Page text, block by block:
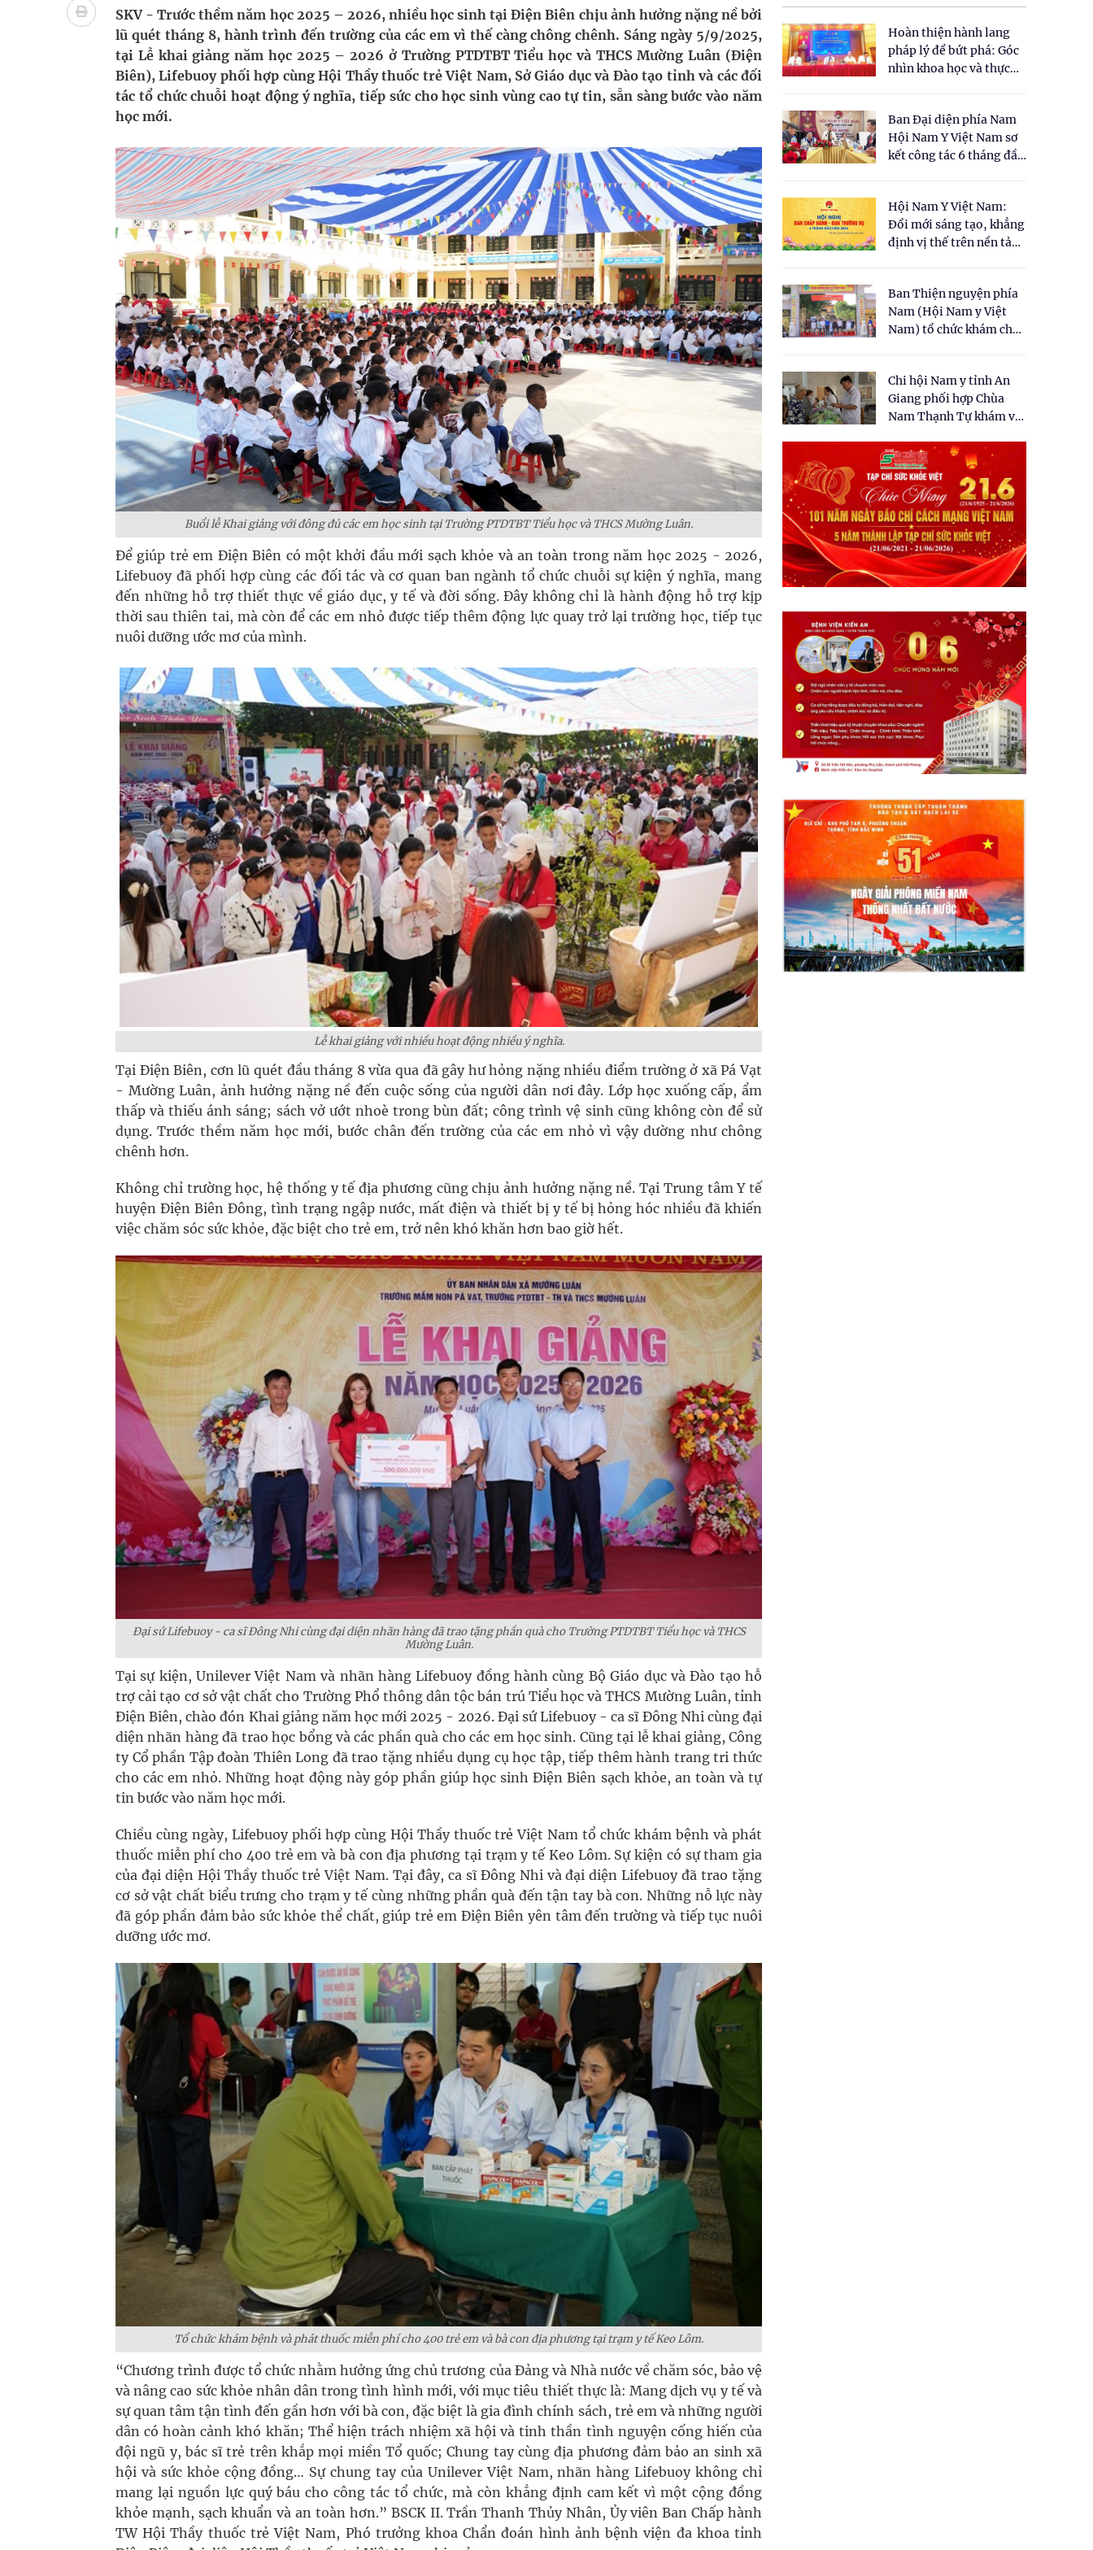
Vương Thành Công: Khi việc học bắt đầu từ trải nghiệm thực tế
Chấn chỉnh hoạt động kinh doanh dược liệu
Giải pháp nâng cao thị lực thời hiện đại
Triển khai đồng bộ các giải pháp quản lý chất lượng thuốc
SKV - Trước thềm năm học 2025 – 2026, nhiều học sinh tại Điện Biên chịu ảnh hưởng nặng nề bởi
lũ quét tháng 8, hành trình đến trường của các em vì thế càng chông chênh. Sáng ngày 5/9/2025,
tại Lễ khai giảng năm học 2025 – 2026 ở Trường PTDTBT Tiểu học và THCS Mường Luân (Điện
Biên), Lifebuoy phối hợp cùng Hội Thầy thuốc trẻ Việt Nam, Sở Giáo dục và Đào tạo tỉnh và các đối
tác tổ chức chuỗi hoạt động ý nghĩa, tiếp sức cho học sinh vùng cao tự tin, sẵn sàng bước vào năm
học mới.
Buổi lễ Khai giảng với đông đủ các em học sinh tại Trường PTDTBT Tiểu học và THCS Mường Luân.
Để giúp trẻ em Điện Biên có một khởi đầu mới sạch khỏe và an toàn trong năm học 2025 - 2026,
Lifebuoy đã phối hợp cùng các đối tác và cơ quan ban ngành tổ chức chuỗi sự kiện ý nghĩa, mang
đến những hỗ trợ thiết thực về giáo dục, y tế và đời sống. Đây không chỉ là hành động hỗ trợ kịp
thời sau thiên tai, mà còn để các em nhỏ được tiếp thêm động lực quay trở lại trường học, tiếp tục
nuôi dưỡng ước mơ của mình.
Lễ khai giảng với nhiều hoạt động nhiều ý nghĩa.
Tại Điện Biên, cơn lũ quét đầu tháng 8 vừa qua đã gây hư hỏng nặng nhiều điểm trường ở xã Pá Vạt
- Mường Luân, ảnh hưởng nặng nề đến cuộc sống của người dân nơi đây. Lớp học xuống cấp, ẩm
thấp và thiếu ánh sáng; sách vở ướt nhoè trong bùn đất; công trình vệ sinh cũng không còn để sử
dụng. Trước thềm năm học mới, bước chân đến trường của các em nhỏ vì vậy dường như chông
chênh hơn.
Không chỉ trường học, hệ thống y tế địa phương cũng chịu ảnh hưởng nặng nề. Tại Trung tâm Y tế
huyện Điện Biên Đông, tình trạng ngập nước, mất điện và thiết bị y tế bị hỏng hóc nhiều đã khiến
việc chăm sóc sức khỏe, đặc biệt cho trẻ em, trở nên khó khăn hơn bao giờ hết.
Đại sứ Lifebuoy - ca sĩ Đông Nhi cùng đại diện nhãn hàng đã trao tặng phần quà cho Trường PTDTBT Tiểu học và THCS
Mường Luân.
Tại sự kiện, Unilever Việt Nam và nhãn hàng Lifebuoy đồng hành cùng Bộ Giáo dục và Đào tạo hỗ
trợ cải tạo cơ sở vật chất cho Trường Phổ thông dân tộc bán trú Tiểu học và THCS Mường Luân, tỉnh
Điện Biên, chào đón Khai giảng năm học mới 2025 - 2026. Đại sứ Lifebuoy - ca sĩ Đông Nhi cùng đại
diện nhãn hàng đã trao học bổng và các phần quà cho các em học sinh. Cũng tại lễ khai giảng, Công
ty Cổ phần Tập đoàn Thiên Long đã trao tặng nhiều dụng cụ học tập, tiếp thêm hành trang tri thức
cho các em nhỏ. Những hoạt động này góp phần giúp học sinh Điện Biên sạch khỏe, an toàn và tự
tin bước vào năm học mới.
Chiều cùng ngày, Lifebuoy phối hợp cùng Hội Thầy thuốc trẻ Việt Nam tổ chức khám bệnh và phát
thuốc miễn phí cho 400 trẻ em và bà con địa phương tại trạm y tế Keo Lôm. Sự kiện có sự tham gia
của đại diện Hội Thầy thuốc trẻ Việt Nam. Tại đây, ca sĩ Đông Nhi và đại diện Lifebuoy đã trao tặng
cơ sở vật chất biểu trưng cho trạm y tế cùng những phần quà đến tận tay bà con. Những nỗ lực này
đã góp phần đảm bảo sức khỏe thể chất, giúp trẻ em Điện Biên yên tâm đến trường và tiếp tục nuôi
dưỡng ước mơ.
Tổ chức khám bệnh và phát thuốc miễn phí cho 400 trẻ em và bà con địa phương tại trạm y tế Keo Lôm.
“Chương trình được tổ chức nhằm hưởng ứng chủ trương của Đảng và Nhà nước về chăm sóc, bảo vệ
và nâng cao sức khỏe nhân dân trong tình hình mới, với mục tiêu thiết thực là: Mang dịch vụ y tế và
sự quan tâm tận tình đến gần hơn với bà con, đặc biệt là gia đình chính sách, trẻ em và những người
dân có hoàn cảnh khó khăn; Thể hiện trách nhiệm xã hội và tinh thần tình nguyện cống hiến của
đội ngũ y, bác sĩ trẻ trên khắp mọi miền Tổ quốc; Chung tay cùng địa phương đảm bảo an sinh xã
hội và sức khỏe cộng đồng… Sự chung tay của Unilever Việt Nam, nhãn hàng Lifebuoy không chỉ
mang lại nguồn lực quý báu cho công tác tổ chức, mà còn khẳng định cam kết vì một cộng đồng
khỏe mạnh, sạch khuẩn và an toàn hơn.” BSCK II. Trần Thanh Thủy Nhân, Ủy viên Ban Chấp hành
TW Hội Thầy thuốc trẻ Việt Nam, Phó trưởng khoa Chẩn đoán hình ảnh bệnh viện đa khoa tỉnh
Hoàn thiện hành lang
pháp lý để bứt phá: Góc
nhìn khoa học và thực
cho Luật Y dược cổ
truyền Việt Nam"
Ban Đại diện phía Nam
Hội Nam Y Việt Nam sơ
kết công tác 6 tháng đầu
Hội Nam Y Việt Nam:
Đổi mới sáng tạo, khẳng
định vị thế trên nền tảng
Ban Thiện nguyện phía
Nam (Hội Nam y Việt
Nam) tổ chức khám chữa
dân tại xã Tân Tập
Chi hội Nam y tỉnh An
Giang phối hợp Chùa
Nam Thạnh Tự khám và
nhân dân